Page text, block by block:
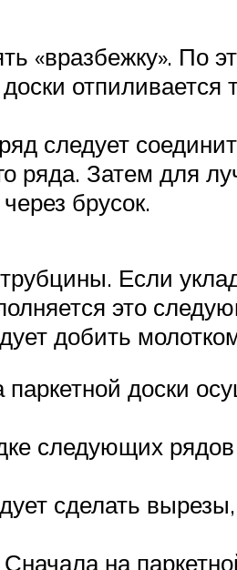
«вразбежку». По
отпиливается
следует
ряда. Затем для
брусок.
Если
это
добить
доски
следующих
сделать
на